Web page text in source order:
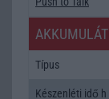
Típus
Készenléti idő